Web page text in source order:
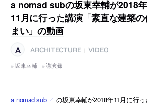
a nomad subの坂東幸輔が2018年
11月に行った講演「素直な建築の
まい」の動画
ARCHITECTURE
VIDEO
坂東幸輔
講演録
a nomad sub
の坂東幸輔が2018年11月に行